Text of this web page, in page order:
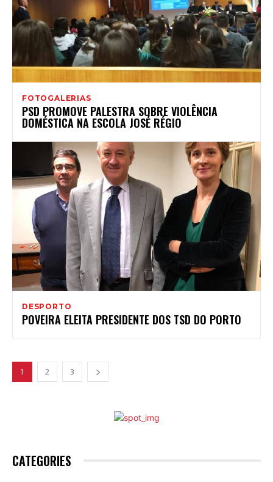
FOTOGALERIAS
PSD PROMOVE PALESTRA SOBRE VIOLÊNCIA
DOMÉSTICA NA ESCOLA JOSÉ RÉGIO
DESPORTO
POVEIRA ELEITA PRESIDENTE DOS TSD DO PORTO
1 2 3
CATEGORIES